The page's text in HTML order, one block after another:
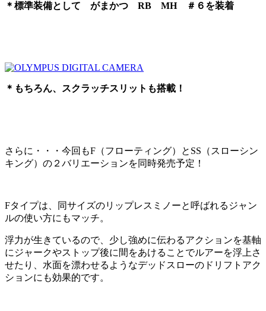
＊標準装備として がまかつ RB MH ＃６を装着
＊もちろん、スクラッチスリットも搭載！
さらに・・・今回もF（フローティング）とSS（スローシン
キング）の２バリエーションを同時発売予定！
Fタイプは、同サイズのリップレスミノーと呼ばれるジャン
ルの使い方にもマッチ。
浮力が生きているので、少し強めに伝わるアクションを基軸
にジャークやストップ後に間をあけることでルアーを浮上さ
せたり、水面を漂わせるようなデッドスローのドリフトアク
ションにも効果的です。